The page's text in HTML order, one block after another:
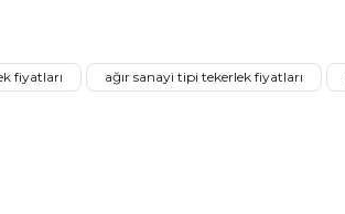
fiyatları ağır sanayi tipi tekerlek fiyatları